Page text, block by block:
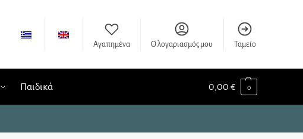
Αγαπημένα Ο λογαριασμός μου Ταμείο
Παιδικά 0,00 € 0